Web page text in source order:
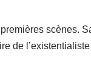
scènes.
de